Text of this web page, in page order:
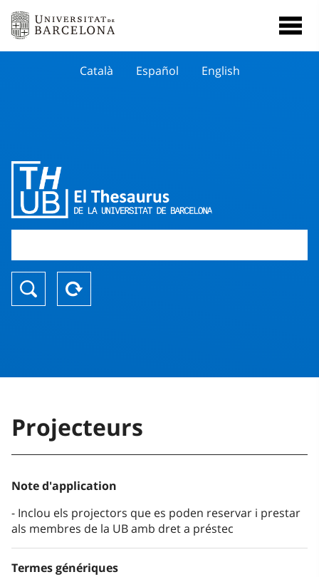
Català Español English
Projecteurs
Note d'application
Inclou els projectors que es poden reservar i prestar
als membres de la UB amb dret a préstec
Termes génériques